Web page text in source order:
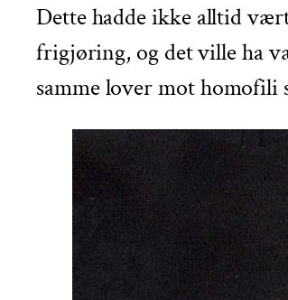
Dette hadde ikke alltid
frigjøring, og det ville ha
samme lover mot